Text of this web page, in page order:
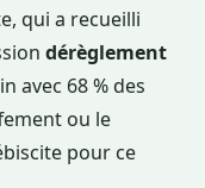
qui a recueilli
dérèglement
avec 68 % des
ou le
pour ce